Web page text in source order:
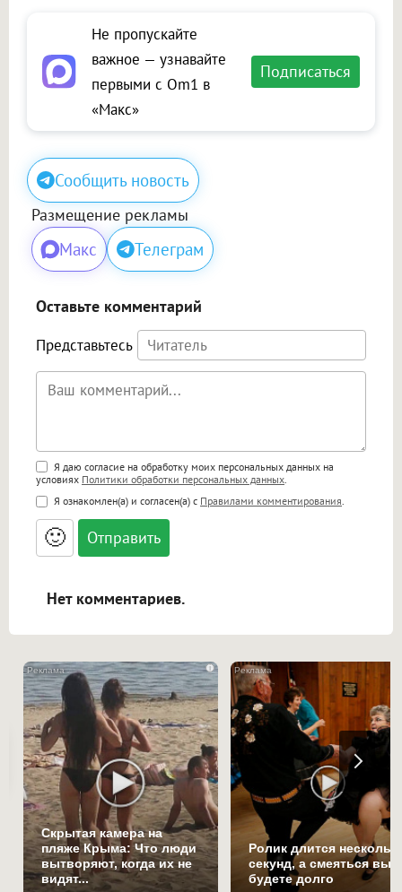
Не пропускайте
важное — узнавайте
первыми с Om1 в
«Макс»
Подписаться
Сообщить новость
Размещение рекламы
Макс Телеграм
Оставьте комментарий
Представьтесь
Поддержка HTML
<b>, <strong>, <u>, <i>, <em>, <s>, <big>,
<small>, <sup>, <sub>, <pre>, <ul>, <ol>, <li>,
<blockquote>, <code> экранирует HTML,
адреса URL автоматически становятся
ссылками, и [img]адрес[/img] будет
Я даю согласие на обработку моих персональных данных на
условиях Политики обработки персональных данных.
Я ознакомлен(а) и согласен(а) с Правилами комментирования.
🙂
Нет комментариев.
i
Скрытая камера на
пляже Крыма: Что люди
вытворяют, когда их не
видят...
Ролик длится
секунд, а смеяться вы
будете долго